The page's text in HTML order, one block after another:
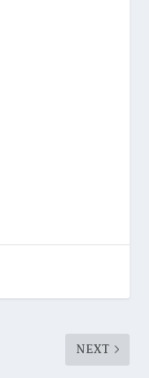
NEXT